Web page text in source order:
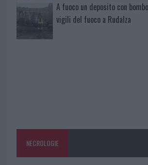
A fuoco un deposito con
vigili del fuoco a Rudalza
NECROLOGIE